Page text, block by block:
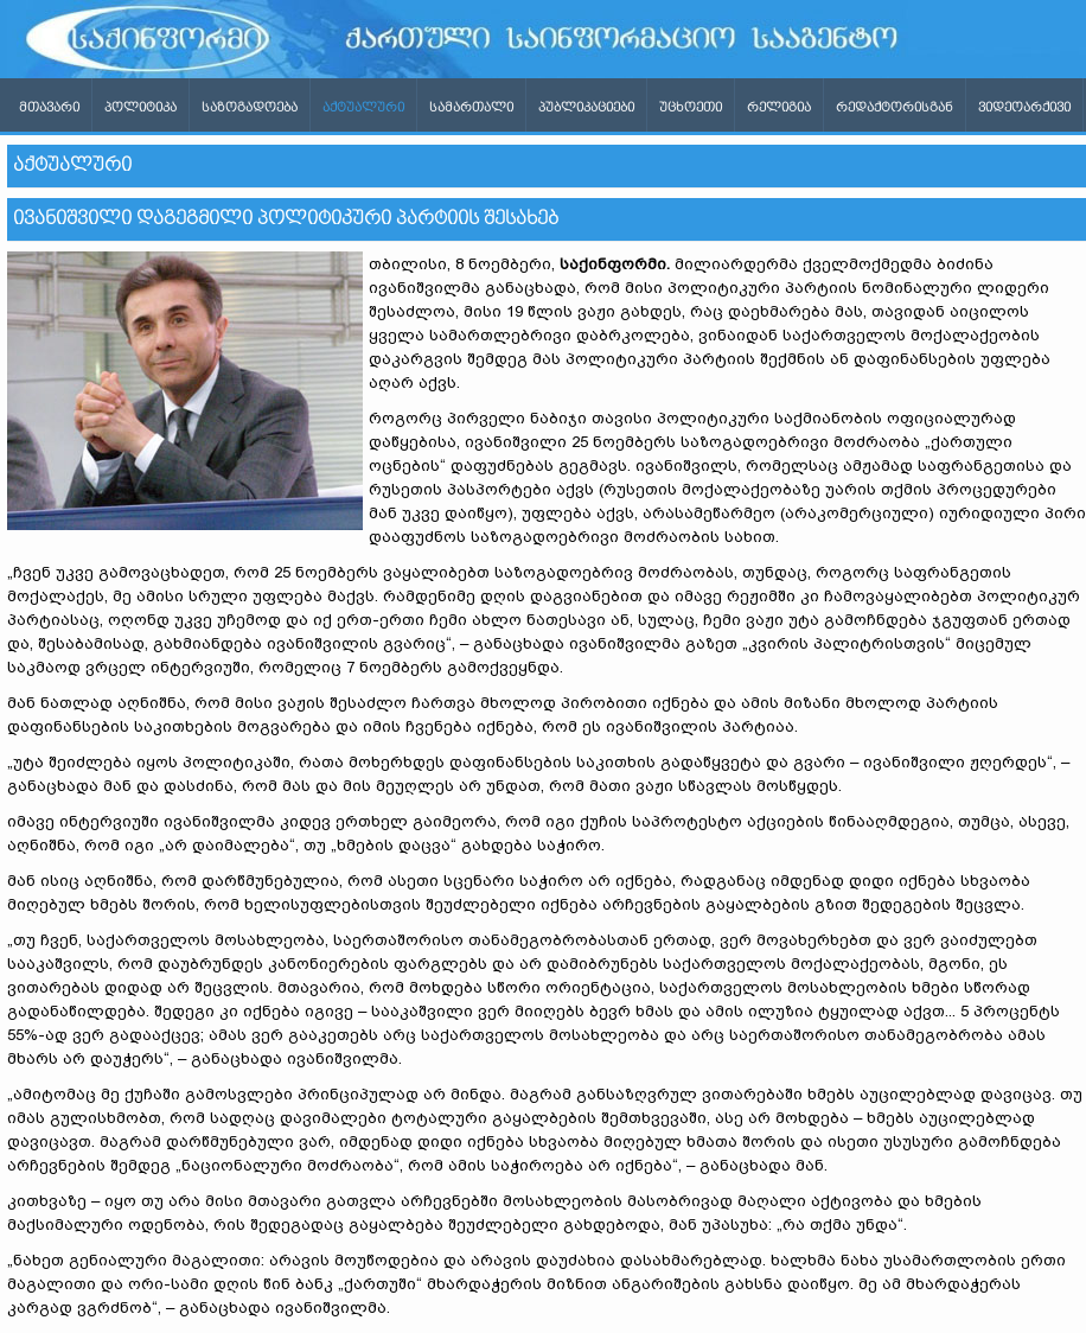
ᲛᲗᲐᲕᲐᲠᲘ ᲞᲝᲚᲘᲢᲘᲙᲐ ᲡᲐᲖᲝᲒᲐᲓᲝᲔᲑᲐ ᲐᲥᲢᲣᲐᲚᲣᲠᲘ ᲡᲐᲛᲐᲠᲗᲐᲚᲘ ᲞᲣᲑᲚᲘᲙᲐᲪᲘᲔᲑᲘ ᲣᲪᲮᲝᲔᲗᲘ ᲠᲔᲚᲘᲒᲘᲐ ᲠᲔᲓᲐᲥᲢᲝᲠᲘᲡᲒᲐᲜ ᲕᲘᲓᲔᲝᲐᲠᲥᲘᲕᲘ
ᲐᲥᲢᲣᲐᲚᲣᲠᲘ
ᲘᲕᲐᲜᲘᲨᲕᲘᲚᲘ ᲓᲐᲒᲔᲒᲛᲘᲚᲘ ᲞᲝᲚᲘᲢᲘᲙᲣᲠᲘ ᲞᲐᲠᲢᲘᲘᲡ ᲨᲔᲡᲐᲮᲔᲑ
თბილისი, 8 ნოემბერი, საქინფორმი. მილიარდერმა ქველმოქმედმა ბიძინა
ივანიშვილმა განაცხადა, რომ მისი პოლიტიკური პარტიის ნომინალური ლიდერი
შესაძლოა, მისი 19 წლის ვაჟი გახდეს, რაც დაეხმარება მას, თავიდან აიცილოს
ყველა სამართლებრივი დაბრკოლება, ვინაიდან საქართველოს მოქალაქეობის
დაკარგვის შემდეგ მას პოლიტიკური პარტიის შექმნის ან დაფინანსების უფლება
აღარ აქვს.
როგორც პირველი ნაბიჯი თავისი პოლიტიკური საქმიანობის ოფიციალურად
დაწყებისა, ივანიშვილი 25 ნოემბერს საზოგადოებრივი მოძრაობა „ქართული
ოცნების“ დაფუძნებას გეგმავს. ივანიშვილს, რომელსაც ამჟამად საფრანგეთისა და
რუსეთის პასპორტები აქვს (რუსეთის მოქალაქეობაზე უარის თქმის პროცედურები
მან უკვე დაიწყო), უფლება აქვს, არასამეწარმეო (არაკომერციული) იურიდიული პირი
დააფუძნოს საზოგადოებრივი მოძრაობის სახით.
„ჩვენ უკვე გამოვაცხადეთ, რომ 25 ნოემბერს ვაყალიბებთ საზოგადოებრივ მოძრაობას, თუნდაც, როგორც საფრანგეთის
მოქალაქეს, მე ამისი სრული უფლება მაქვს. რამდენიმე დღის დაგვიანებით და იმავე რეჟიმში კი ჩამოვაყალიბებთ პოლიტიკურ
პარტიასაც, ოღონდ უკვე უჩემოდ და იქ ერთ-ერთი ჩემი ახლო ნათესავი ან, სულაც, ჩემი ვაჟი უტა გამოჩნდება ჯგუფთან ერთად
და, შესაბამისად, გახმიანდება ივანიშვილის გვარიც“, – განაცხადა ივანიშვილმა გაზეთ „კვირის პალიტრისთვის“ მიცემულ
საკმაოდ ვრცელ ინტერვიუში, რომელიც 7 ნოემბერს გამოქვეყნდა.
მან ნათლად აღნიშნა, რომ მისი ვაჟის შესაძლო ჩართვა მხოლოდ პირობითი იქნება და ამის მიზანი მხოლოდ პარტიის
დაფინანსების საკითხების მოგვარება და იმის ჩვენება იქნება, რომ ეს ივანიშვილის პარტიაა.
„უტა შეიძლება იყოს პოლიტიკაში, რათა მოხერხდეს დაფინანსების საკითხის გადაწყვეტა და გვარი – ივანიშვილი ჟღერდეს“, –
განაცხადა მან და დასძინა, რომ მას და მის მეუღლეს არ უნდათ, რომ მათი ვაჟი სწავლას მოსწყდეს.
იმავე ინტერვიუში ივანიშვილმა კიდევ ერთხელ გაიმეორა, რომ იგი ქუჩის საპროტესტო აქციების წინააღმდეგია, თუმცა, ასევე,
აღნიშნა, რომ იგი „არ დაიმალება“, თუ „ხმების დაცვა“ გახდება საჭირო.
მან ისიც აღნიშნა, რომ დარწმუნებულია, რომ ასეთი სცენარი საჭირო არ იქნება, რადგანაც იმდენად დიდი იქნება სხვაობა
მიღებულ ხმებს შორის, რომ ხელისუფლებისთვის შეუძლებელი იქნება არჩევნების გაყალბების გზით შედეგების შეცვლა.
„თუ ჩვენ, საქართველოს მოსახლეობა, საერთაშორისო თანამეგობრობასთან ერთად, ვერ მოვახერხებთ და ვერ ვაიძულებთ
სააკაშვილს, რომ დაუბრუნდეს კანონიერების ფარგლებს და არ დამიბრუნებს საქართველოს მოქალაქეობას, მგონი, ეს
ვითარებას დიდად არ შეცვლის. მთავარია, რომ მოხდება სწორი ორიენტაცია, საქართველოს მოსახლეობის ხმები სწორად
გადანაწილდება. შედეგი კი იქნება იგივე – სააკაშვილი ვერ მიიღებს ბევრ ხმას და ამის ილუზია ტყუილად აქვთ... 5 პროცენტს
55%-ად ვერ გადააქცევ; ამას ვერ გააკეთებს არც საქართველოს მოსახლეობა და არც საერთაშორისო თანამეგობრობა ამას
მხარს არ დაუჭერს“, – განაცხადა ივანიშვილმა.
„ამიტომაც მე ქუჩაში გამოსვლები პრინციპულად არ მინდა. მაგრამ განსაზღვრულ ვითარებაში ხმებს აუცილებლად დავიცავ. თუ
იმას გულისხმობთ, რომ სადღაც დავიმალები ტოტალური გაყალბების შემთხვევაში, ასე არ მოხდება – ხმებს აუცილებლად
დავიცავთ. მაგრამ დარწმუნებული ვარ, იმდენად დიდი იქნება სხვაობა მიღებულ ხმათა შორის და ისეთი უსუსური გამოჩნდება
არჩევნების შემდეგ „ნაციონალური მოძრაობა“, რომ ამის საჭიროება არ იქნება“, – განაცხადა მან.
კითხვაზე – იყო თუ არა მისი მთავარი გათვლა არჩევნებში მოსახლეობის მასობრივად მაღალი აქტივობა და ხმების
მაქსიმალური ოდენობა, რის შედეგადაც გაყალბება შეუძლებელი გახდებოდა, მან უპასუხა: „რა თქმა უნდა“.
„ნახეთ გენიალური მაგალითი: არავის მოუწოდებია და არავის დაუძახია დასახმარებლად. ხალხმა ნახა უსამართლობის ერთი
მაგალითი და ორი-სამი დღის წინ ბანკ „ქართუში“ მხარდაჭერის მიზნით ანგარიშების გახსნა დაიწყო. მე ამ მხარდაჭერას
კარგად ვგრძნობ“, – განაცხადა ივანიშვილმა.